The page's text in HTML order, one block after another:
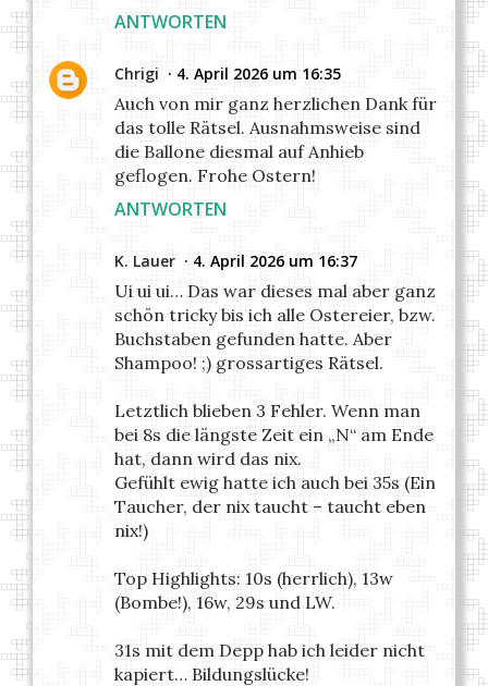
ANTWORTEN
Chrigi 4. April 2026 um 16:35
Auch von mir ganz herzlichen Dank für
das tolle Rätsel. Ausnahmsweise sind
die Ballone diesmal auf Anhieb
geflogen. Frohe Ostern!
ANTWORTEN
K. Lauer 4. April 2026 um 16:37
Ui ui ui… Das war dieses mal aber ganz
schön tricky bis ich alle Ostereier, bzw.
Buchstaben gefunden hatte. Aber
Shampoo! ;) grossartiges Rätsel.
Letztlich blieben 3 Fehler. Wenn man
bei 8s die längste Zeit ein „N“ am Ende
hat, dann wird das nix.
Gefühlt ewig hatte ich auch bei 35s (Ein
Taucher, der nix taucht – taucht eben
nix!)
Top Highlights: 10s (herrlich), 13w
(Bombe!), 16w, 29s und LW.
31s mit dem Depp hab ich leider nicht
kapiert… Bildungslücke!